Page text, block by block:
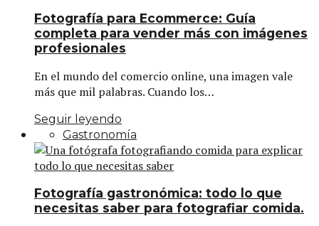
Fotografía para Ecommerce: Guía
completa para vender más con imágenes
profesionales
En el mundo del comercio online, una imagen vale
más que mil palabras. Cuando los…
Seguir leyendo
Gastronomía
Fotografía gastronómica: todo lo que
necesitas saber para fotografiar comida.